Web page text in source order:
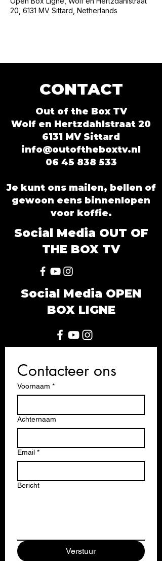
20, 6131 MV Sittard, Netherlands
CONTACT
Out of the Box TV
Wolf en Hertzdahlstraat 20
6131 MV Sittard
info@outoftheboxtv.nl
06 45 838 533
Je kunt ons mailen, bellen of
gewoon eens binnenlopen
voor koffie.
Social Media OUT OF
THE BOX TV
Social Media OPEN
BOX LIGNE
Contacteer ons
Voornaam *
Achternaam
Email *
Bericht
Verstuur